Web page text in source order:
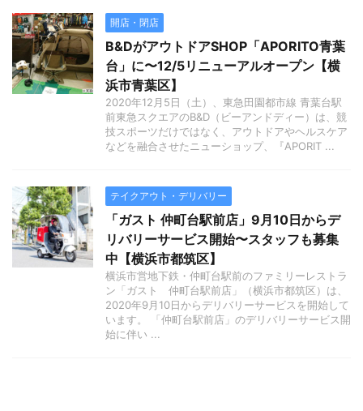
開店・閉店
B&DがアウトドアSHOP「APORITO青葉
台」に〜12/5リニューアルオープン【横
浜市青葉区】
2020年12月5日（土）、東急田園都市線 青葉台駅
前東急スクエアのB&D（ビーアンドディー）は、競
技スポーツだけではなく、アウトドアやヘルスケア
などを融合させたニューショップ、『APORIT ...
テイクアウト・デリバリー
「ガスト 仲町台駅前店」9月10日からデ
リバリーサービス開始〜スタッフも募集
中【横浜市都筑区】
横浜市営地下鉄・仲町台駅前のファミリーレストラ
ン「ガスト 仲町台駅前店」（横浜市都筑区）は、
2020年9月10日からデリバリーサービスを開始して
います。 「仲町台駅前店」のデリバリーサービス開
始に伴い ...